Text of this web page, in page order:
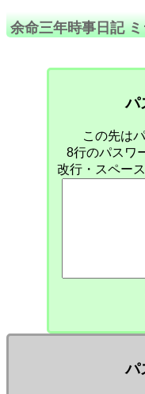
余命三年時事日記
パ
この先は
8行のパスワ
改行・スペー
パ